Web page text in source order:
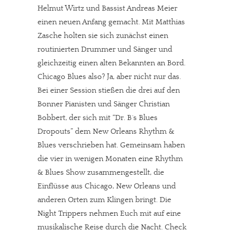
Helmut Wirtz und Bassist Andreas Meier
einen neuen Anfang gemacht. Mit Matthias
Zasche holten sie sich zunächst einen
routinierten Drummer und Sänger und
gleichzeitig einen alten Bekannten an Bord.
Chicago Blues also? Ja, aber nicht nur das.
Bei einer Session stießen die drei auf den
Bonner Pianisten und Sänger Christian
Bobbert, der sich mit “Dr. B´s Blues
Dropouts” dem New Orleans Rhythm &
Blues verschrieben hat. Gemeinsam haben
die vier in wenigen Monaten eine Rhythm
& Blues Show zusammengestellt, die
Einflüsse aus Chicago, New Orleans und
anderen Orten zum Klingen bringt. Die
Night Trippers nehmen Euch mit auf eine
musikalische Reise durch die Nacht. Check